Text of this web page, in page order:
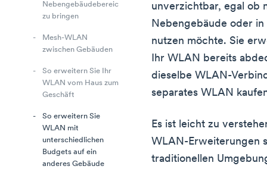
Nebengebäudebereiche
zu bringen
Mesh-WLAN
zwischen Gebäuden
So erweitern Sie Ihr
WLAN vom Haus zum
Geschäft
So erweitern Sie
WLAN mit
unterschiedlichen
Budgets auf ein
anderes Gebäude
unverzichtbar, egal ob
Nebengebäude oder
nutzen möchte. Sie
Ihr WLAN bereits
dieselbe WLAN-
separates WLAN
Es ist leicht zu
WLAN-Erweiterungen
traditionellen